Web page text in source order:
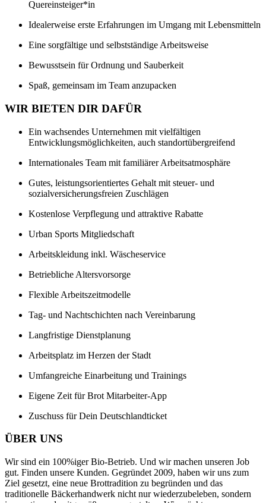
Quereinsteiger*in
Idealerweise erste Erfahrungen im Umgang mit Lebensmitteln
Eine sorgfältige und selbstständige Arbeitsweise
Bewusstsein für Ordnung und Sauberkeit
Spaß, gemeinsam im Team anzupacken
WIR BIETEN DIR DAFÜR
Ein wachsendes Unternehmen mit vielfältigen
Entwicklungsmöglichkeiten, auch standortübergreifend
Internationales Team mit familiärer Arbeitsatmosphäre
Gutes, leistungsorientiertes Gehalt mit steuer- und
sozialversicherungsfreien Zuschlägen
Kostenlose Verpflegung und attraktive Rabatte
Urban Sports Mitgliedschaft
Arbeitskleidung inkl. Wäscheservice
Betriebliche Altersvorsorge
Flexible Arbeitszeitmodelle
Tag- und Nachtschichten nach Vereinbarung
Langfristige Dienstplanung
Arbeitsplatz im Herzen der Stadt
Umfangreiche Einarbeitung und Trainings
Eigene Zeit für Brot Mitarbeiter-App
Zuschuss für Dein Deutschlandticket
ÜBER UNS
Wir sind ein 100%iger Bio-Betrieb. Und wir machen unseren Job
gut. Finden unsere Kunden. Gegründet 2009, haben wir uns zum
Ziel gesetzt, eine neue Brottradition zu begründen und das
traditionelle Bäckerhandwerk nicht nur wiederzubeleben, sondern